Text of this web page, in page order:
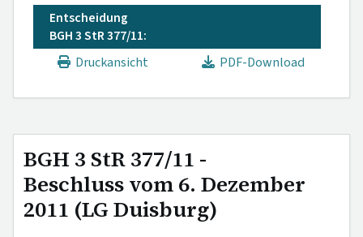
Entscheidung
BGH 3 StR 377/11:
Druckansicht
PDF-Download
BGH 3 StR 377/11 -
Beschluss vom 6. Dezember
2011 (LG Duisburg)